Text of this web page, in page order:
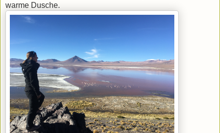
warme Dusche.